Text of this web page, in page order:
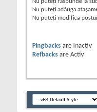
Nu puteţi răspunde la
Nu puteţi adăuga
Nu puteţi modifica
Pingbacks are
Inactiv
Refbacks are Activ